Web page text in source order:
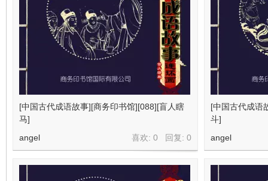
[中国古代成语故事][商务印书馆][088][盲人瞎
马]
喜欢: 0 回复: 0
angel
[中国古代成语
斗]
angel